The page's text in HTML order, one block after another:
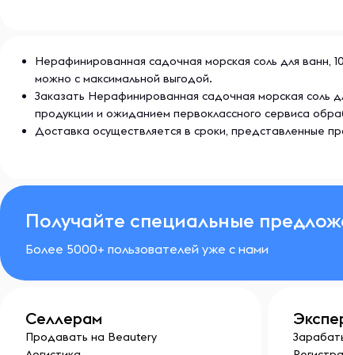
Нерафинированная садочная морская соль для ванн,
можно с максимальной выгодой.
Заказать Нерафинированная садочная морская соль
продукции и ожиданием первоклассного сервиса
Доставка осуществляется в сроки, представленные
Получайте специальные
Более 5000+ пользователей уже с нами
Селлерам
Продавать на Beautery